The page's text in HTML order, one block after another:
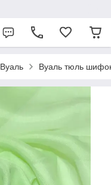
Вуаль Вуаль тюль